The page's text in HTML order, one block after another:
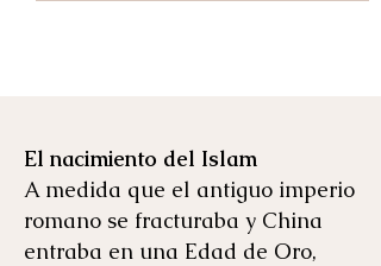
El nacimiento del Islam
A medida que el antiguo imperio
romano se fracturaba y China
entraba en una Edad de Oro,